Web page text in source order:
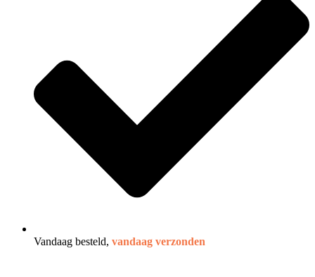
Vandaag besteld, vandaag verzonden